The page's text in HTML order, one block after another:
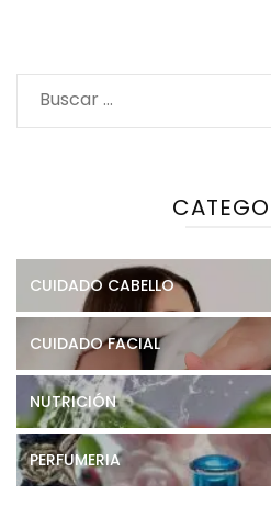
Buscar:
CUIDADO CABELLO
CUIDADO FACIAL
NUTRICIÓN
PERFUMERIA